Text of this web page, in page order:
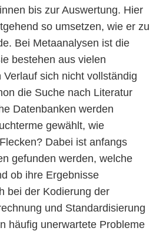
bis zur Auswertung. Hier
so umsetzen, wie er zu
Bei Metaanalysen ist die
bestehen aus vielen
sich nicht vollständig
die Suche nach Literatur
Datenbanken werden
gewählt, wie
Dabei ist anfangs
gefunden werden, welche
ob ihre Ergebnisse
bei der Kodierung der
und Standardisierung
häufig unerwartete Probleme